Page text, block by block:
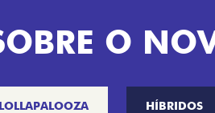
O
HÍBRIDOS